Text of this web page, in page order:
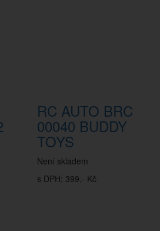
RC AUTO BRC
00040 BUDDY
TOYS
Není skladem
s DPH: 399,- Kč